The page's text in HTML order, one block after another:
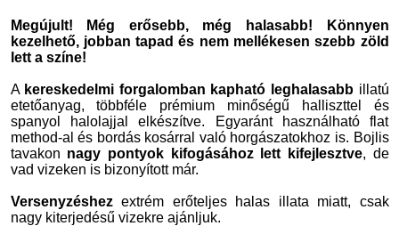
Megújult! Még erősebb, még halasabb! Könnyen
kezelhető, jobban tapad és nem mellékesen szebb zöld
lett a színe!
A kereskedelmi forgalomban kapható leghalasabbillatú
etetőanyag, többféle prémium minőségű halliszttel és
spanyol halolajjal elkészítve. Egyaránt használható flat
method-al és bordás kosárral való horgászatokhoz is. Bojlis
tavakon nagy pontyok kifogásához lett kifejlesztve, de
vad vizeken is bizonyított már.
Versenyzéshezextrém erőteljes halas illata miatt, csak
nagy kiterjedésű vizekre ajánljuk.